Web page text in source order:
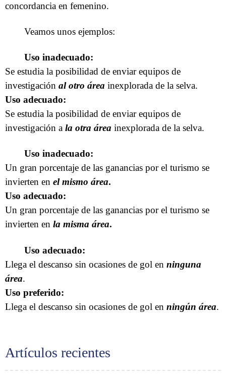
Artículos recientes
concordancia en femenino.
Veamos unos ejemplos:
Uso inadecuado:
Se estudia la posibilidad de enviar equipos de
investigación al otro área inexplorada de la selva.
Uso adecuado:
Se estudia la posibilidad de enviar equipos de
investigación a la otra área inexplorada de la selva.
Uso inadecuado:
Un gran porcentaje de las ganancias por el turismo se
invierten en el mismo área.
Uso adecuado:
Un gran porcentaje de las ganancias por el turismo se
invierten en la misma área.
Uso adecuado:
Llega el descanso sin ocasiones de gol en ninguna
área.
Uso preferido:
Llega el descanso sin ocasiones de gol en ningún área.